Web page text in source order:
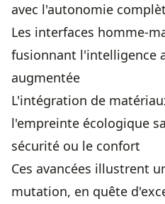
avec l'autonomie
Les interfaces homme-
fusionnant l'intelligence
augmentée
L'intégration de
l'empreinte écologique
sécurité ou le confort
Ces avancées illustrent
mutation, en quête